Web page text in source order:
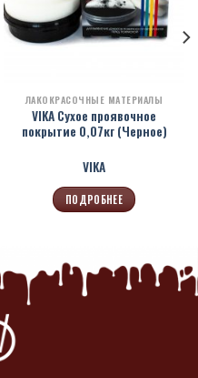
ЛАКОКРАСОЧНЫЕ МАТЕРИАЛЫ
VIKA Сухое проявочное
покрытие 0,07кг (Черное)
VIKA
ПОДРОБНЕЕ